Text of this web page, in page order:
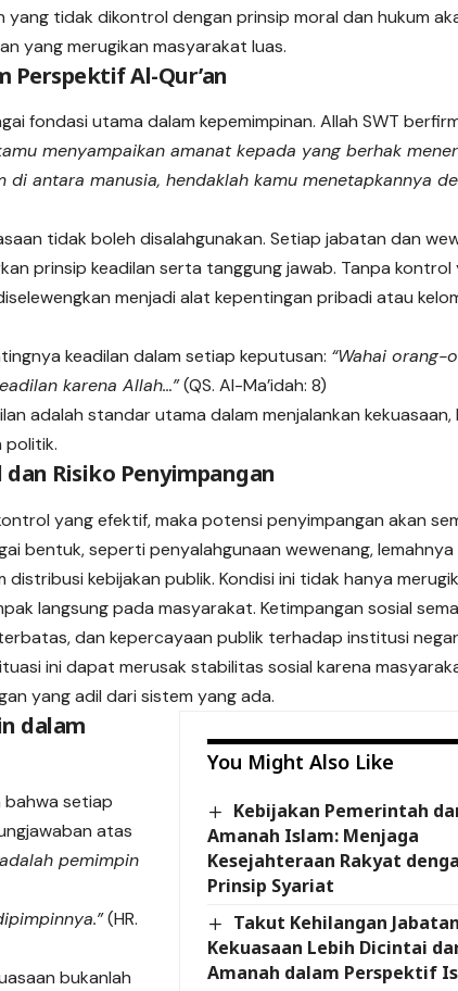
yang tidak dikontrol dengan prinsip moral dan hukum
yang merugikan masyarakat luas.
Perspektif Al-Qur’an
fondasi utama dalam kepemimpinan. Allah SWT
menyampaikan amanat kepada yang berhak
di antara manusia, hendaklah kamu menetapkannya
tidak boleh disalahgunakan. Setiap jabatan dan
prinsip keadilan serta tanggung jawab. Tanpa kontrol
menjadi alat kepentingan pribadi atau
keadilan dalam setiap keputusan: “Wahai orang-
karena Allah…”(QS. Al-Ma’idah: 8)
adalah standar utama dalam menjalankan kekuasaan,
politik.
Risiko Penyimpangan
yang efektif, maka potensi penyimpangan akan
bentuk, seperti penyalahgunaan wewenang,
distribusi kebijakan publik. Kondisi ini tidak hanya
langsung pada masyarakat. Ketimpangan sosial
dan kepercayaan publik terhadap institusi
ini dapat merusak stabilitas sosial karena
yang adil dari sistem yang ada.
You Might Also Like
Kebijakan Pemerintah
Amanah Islam: Menjaga
Kesejahteraan Rakyat
Prinsip Syariat
Takut Kehilangan
Kekuasaan Lebih Dicintai
Amanah dalam Perspektif
dalam
bahwa setiap
atas
pemimpin
(HR.
bukanlah